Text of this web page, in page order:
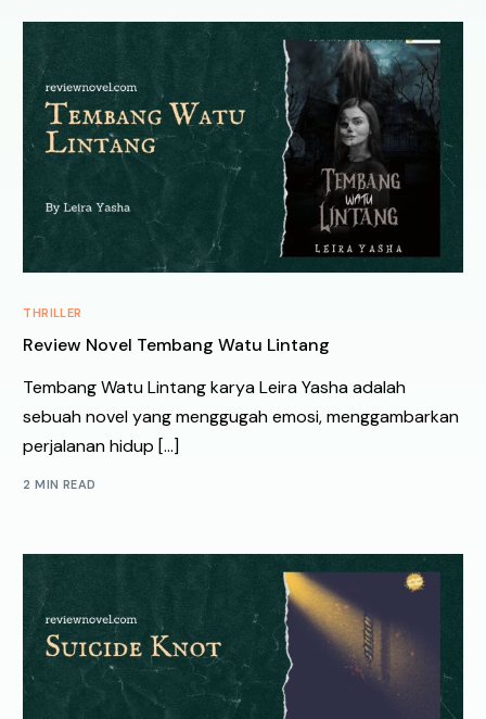
THRILLER
Review Novel Tembang Watu Lintang
Tembang Watu Lintang karya Leira Yasha adalah
sebuah novel yang menggugah emosi, menggambarkan
perjalanan hidup […]
2 MIN READ